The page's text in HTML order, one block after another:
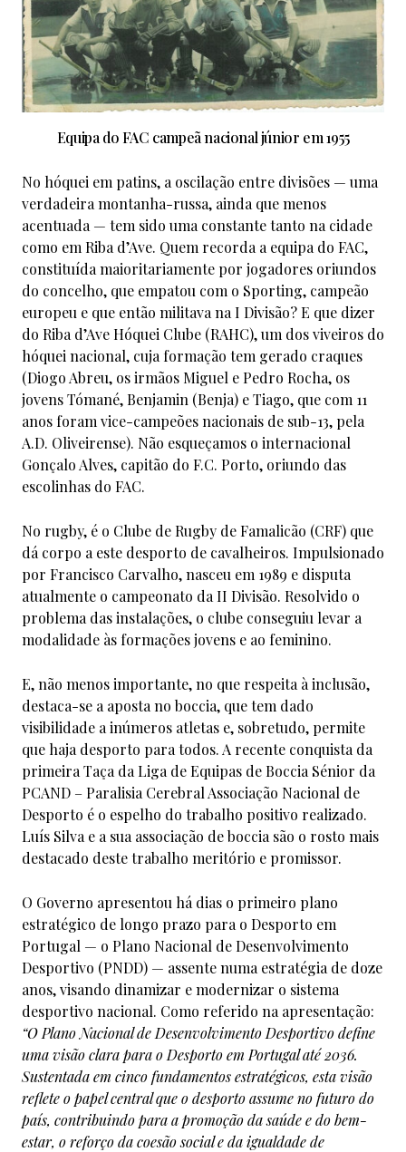
Equipa do FAC campeã nacional júnior em 1955
No hóquei em patins, a oscilação entre divisões — uma
verdadeira montanha-russa, ainda que menos
acentuada — tem sido uma constante tanto na cidade
como em Riba d’Ave. Quem recorda a equipa do FAC,
constituída maioritariamente por jogadores oriundos
do concelho, que empatou com o Sporting, campeão
europeu e que então militava na I Divisão? E que dizer
do Riba d’Ave Hóquei Clube (RAHC), um dos viveiros do
hóquei nacional, cuja formação tem gerado craques
(Diogo Abreu, os irmãos Miguel e Pedro Rocha, os
jovens Tómané, Benjamin (Benja) e Tiago, que com 11
anos foram vice-campeões nacionais de sub-13, pela
A.D. Oliveirense). Não esqueçamos o internacional
Gonçalo Alves, capitão do F.C. Porto, oriundo das
escolinhas do FAC.
No rugby, é o Clube de Rugby de Famalicão (CRF) que
dá corpo a este desporto de cavalheiros. Impulsionado
por Francisco Carvalho, nasceu em 1989 e disputa
atualmente o campeonato da II Divisão. Resolvido o
problema das instalações, o clube conseguiu levar a
modalidade às formações jovens e ao feminino.
E, não menos importante, no que respeita à inclusão,
destaca-se a aposta no boccia, que tem dado
visibilidade a inúmeros atletas e, sobretudo, permite
que haja desporto para todos. A recente conquista da
primeira Taça da Liga de Equipas de Boccia Sénior da
PCAND – Paralisia Cerebral Associação Nacional de
Desporto é o espelho do trabalho positivo realizado.
Luís Silva e a sua associação de boccia são o rosto mais
destacado deste trabalho meritório e promissor.
O Governo apresentou há dias o primeiro plano
estratégico de longo prazo para o Desporto em
Portugal — o Plano Nacional de Desenvolvimento
Desportivo (PNDD) — assente numa estratégia de doze
anos, visando dinamizar e modernizar o sistema
desportivo nacional. Como referido na apresentação:
“O Plano Nacional de Desenvolvimento Desportivo define
uma visão clara para o Desporto em Portugal até 2036.
Sustentada em cinco fundamentos estratégicos, esta visão
reflete o papel central que o desporto assume no futuro do
país, contribuindo para a promoção da saúde e do bem-
estar, o reforço da coesão social e da igualdade de